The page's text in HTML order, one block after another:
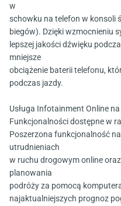
w
schowku na telefon w konsoli
biegów). Dzięki wzmocnieniu
lepszej jakości dźwięku
mniejsze
obciążenie baterii telefonu,
podczas jazdy.
Usługa Infotainment Online
Funkcjonalności dostępne w
Poszerzona funkcjonalność
utrudnieniach
w ruchu drogowym online
planowania
podróży za pomocą
najaktualniejszych prognoz